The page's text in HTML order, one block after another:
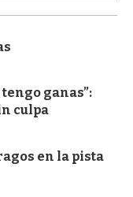
ganas”:
culpa
en la pista